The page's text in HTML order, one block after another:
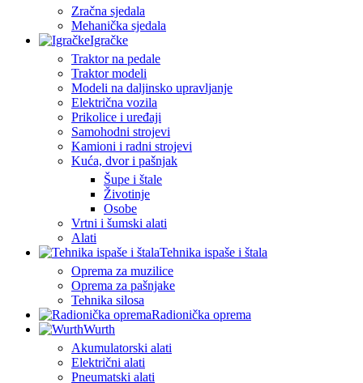
Zračna sjedala
Mehanička sjedala
Igračke
Traktor na pedale
Traktor modeli
Modeli na daljinsko upravljanje
Električna vozila
Prikolice i uređaji
Samohodni strojevi
Kamioni i radni strojevi
Kuća, dvor i pašnjak
Šupe i štale
Životinje
Osobe
Vrtni i šumski alati
Alati
Tehnika ispaše i štala
Oprema za muzilice
Oprema za pašnjake
Tehnika silosa
Radionička oprema
Wurth
Akumulatorski alati
Električni alati
Pneumatski alati